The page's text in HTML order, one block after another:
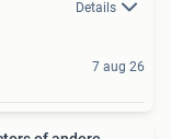
Details
7 aug 26